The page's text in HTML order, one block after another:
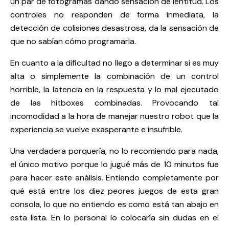
controles no responden de forma inmediata, la
detección de colisiones desastrosa, da la sensación de
que no sabían cómo programarla.
En cuanto a la dificultad no llego a determinar si es muy
alta o simplemente la combinación de un control
horrible, la latencia en la respuesta y lo mal ejecutado
de las hitboxes combinadas. Provocando tal
incomodidad a la hora de manejar nuestro robot que la
experiencia se vuelve exasperante e insufrible.
Una verdadera porquería, no lo recomiendo para nada,
el único motivo porque lo jugué más de 10 minutos fue
para hacer este análisis. Entiendo completamente por
qué está entre los diez peores juegos de esta gran
consola, lo que no entiendo es como está tan abajo en
esta lista. En lo personal lo colocaría sin dudas en el